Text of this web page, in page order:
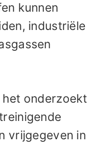
kunnen
industriële
onderzoekt
vrijgegeven in